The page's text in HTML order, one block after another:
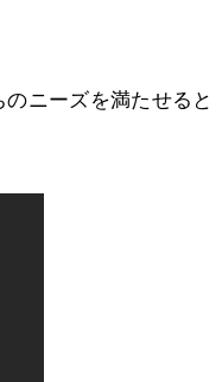
ニーズを満たせると